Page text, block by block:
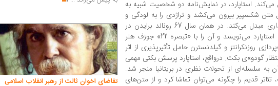
استاپارد، در نمایش‌نامه دو شخصیت شبیه به
متن شکسپیر بیرون می‌کشد و تراژدی را به لودگی و
هجو روابط مبتنی‌بر قدرت‌مداری مبدل می‌کند. در همان سال 67 رونالد برایدن در
«ابزرور» نقدی بر نمایش‌نامه استاپارد می‌نویسد و آن را با «تبصره 22» جوزف هلر
روزنکرانتز و گیلدنسترن حامل تأثیرپذیری از اثر
گودو»ی بکت. درواقع، استاپارد پرسش بکتی مهمی
به سلسله‌ای از تحولات نظری در بریتانیا منجر شد.
تئاتر قدیم را چگونه می‌توان تماشا کرد و از متن‌های
تقاضای اخوان ثالث از رهبر انقلاب اسلامی